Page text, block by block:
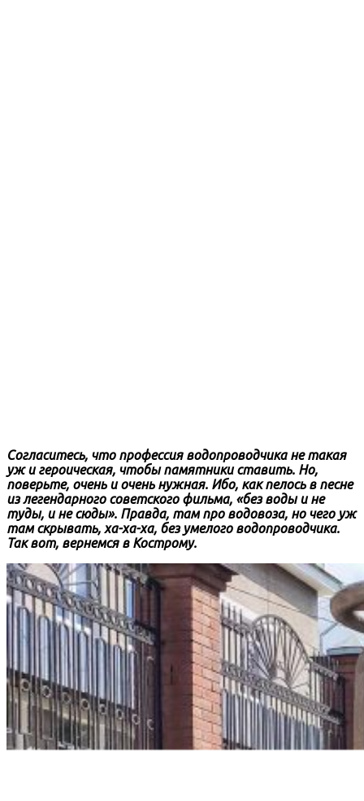
Согласитесь, что профессия водопроводчика не такая
уж и героическая, чтобы памятники ставить. Но,
поверьте, очень и очень нужная. Ибо, как пелось в песне
из легендарного советского фильма, «без воды и не
туды, и не сюды». Правда, там про водовоза, но чего уж
там скрывать, ха-ха-ха, без умелого водопроводчика.
Так вот, вернемся в Кострому.